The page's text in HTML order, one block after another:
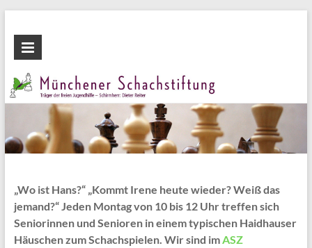
Inhalt
wechseln
Münchener
Schachstiftung
Fördern
Schach
„Wo ist Hans?“ „Kommt Irene heute wieder? Weiß das
jemand?“ Jeden Montag von 10 bis 12 Uhr treffen sich
Seniorinnen und Senioren in einem typischen Haidhauser
Häuschen zum Schachspielen. Wir sind im ASZ